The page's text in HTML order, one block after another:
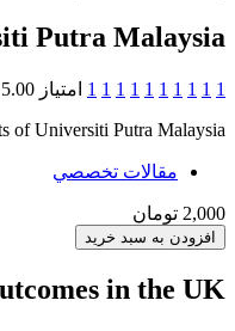
Putra Malaysia
1
1
1
1
1
1
1
1
1
1 امتیاز 5.00 (1 رای)
of Universiti Putra Malaysia
مقالات تخصصي
2,000 تومان
in the UK